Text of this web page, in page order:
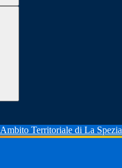
Ambito Territoriale di La Spezia